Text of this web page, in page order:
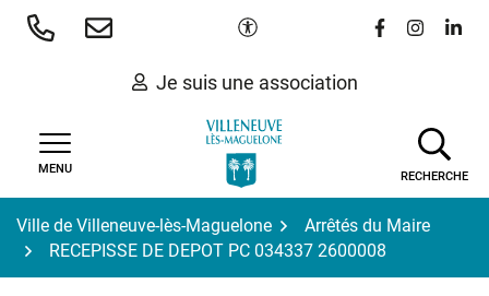
Aller
Paramètres d'accessibilité
Lien vers le
Lien vers
Lien
Je suis une association
MENU
RECHERCHE
Ville de Villeneuve-lès-Maguelone
Arrêtés du Maire
RECEPISSE DE DEPOT PC 034337 2600008